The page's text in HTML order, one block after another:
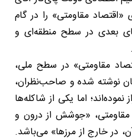
مقاومتی» را در گام
بعدی در سطح منطقه‌ای و
مقاومتی» در سطح ملی،
نوشته شده و صاحب‌نظران،
اما یکی از شاکله‌ها
مقاومتی، «جوشش از درون و
خارج از مرزها» می‌باشد.